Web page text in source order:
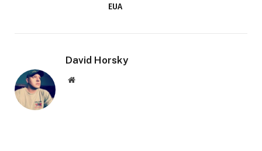
EUA
David Horsky
Site